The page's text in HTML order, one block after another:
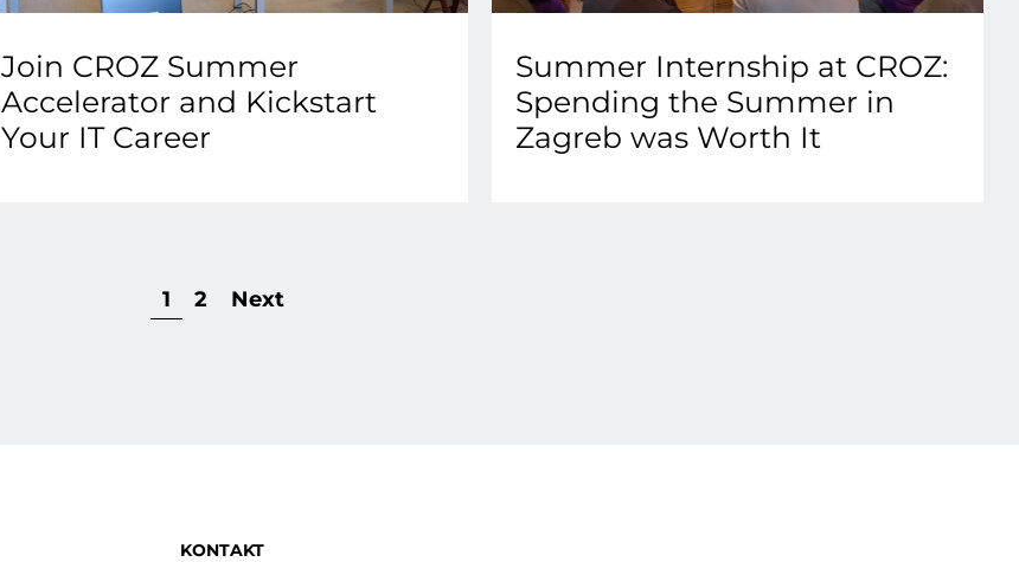
Join CROZ Summer
Accelerator and Kickstart
Your IT Career
Summer Internship at CROZ:
Spending the Summer in
Zagreb was Worth It
1 2 Next
KONTAKT